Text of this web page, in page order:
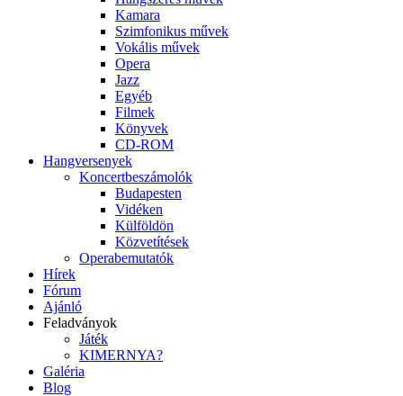
Kamara
Szimfonikus művek
Vokális művek
Opera
Jazz
Egyéb
Filmek
Könyvek
CD-ROM
Hangversenyek
Koncertbeszámolók
Budapesten
Vidéken
Külföldön
Közvetítések
Operabemutatók
Hírek
Fórum
Ajánló
Feladványok
Játék
KIMERNYA?
Galéria
Blog